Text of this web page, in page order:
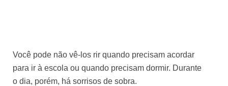
Você pode não vê-los rir quando precisam acordar
para ir à escola ou quando precisam dormir. Durante
o dia, porém, há sorrisos de sobra.